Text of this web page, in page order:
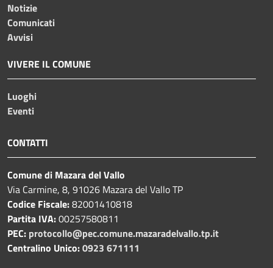
Notizie
Comunicati
Avvisi
VIVERE IL COMUNE
Luoghi
Eventi
CONTATTI
Comune di Mazara del Vallo
Via Carmine, 8, 91026 Mazara del Vallo TP
Codice Fiscale:82001410818
Partita IVA:00257580811
PEC: protocollo@pec.comune.mazaradelvallo.tp.it
Centralino Unico:0923 671111